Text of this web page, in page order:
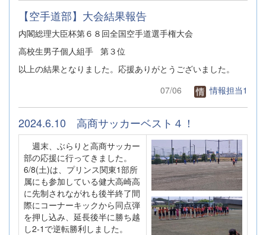
【空手道部】大会結果報告
内閣総理大臣杯第６８回全国空手道選手権大会
高校生男子個人組手 第３位
以上の結果となりました。応援ありがとうございました。
07/06
情報担当1
2024.6.10 高商サッカーベスト４！
週末、ぶらりと高商サッカー
部の応援に行ってきました。
6/8(土)は、プリンス関東1部所
属にも参加している健大高崎高
に先制されながれも後半終了間
際にコーナーキックから同点弾
を押し込み、延長後半に勝ち越
し2-1で逆転勝利しました。